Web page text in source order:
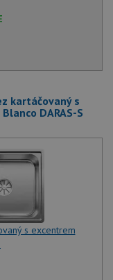
kartáčovaný s
DARAS-S
s excentrem